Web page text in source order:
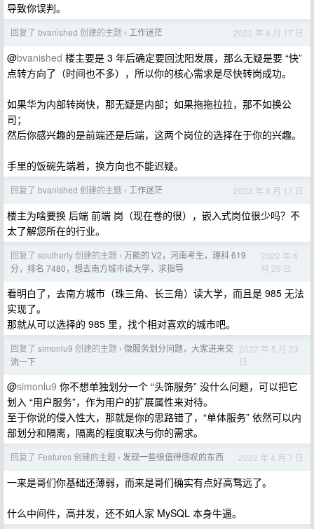
导致你误判。
回复了 bvanished 创建的主题 › 工作迷茫 2022 年 8 月 17 日
@bvanished 楼主要是 3 年后确定要回沈阳发展，那么无疑是要 “快”
点转方向了（时间也不多），所以你的核心需求是尽快转岗成功。
如果华为内部转岗快，那无疑是内部；如果拖拖拉拉，那不如换公
司；
然后你感兴趣的是前端还是后端，这两个岗位的选择在于你的兴趣。
手里的饭碗先端着，换方向也不能迟疑。
回复了 bvanished 创建的主题 › 工作迷茫 2022 年 8 月 17 日
楼主为啥要换 后端 前端 岗（现在卷的很），嵌入式岗位很少吗？不
太了解您所在的行业。
回复了 southerly 创建的主题 › 万能的 V2，河南考生，理科 619
分，排名 7480，想去南方城市读大学，求指导
2022 年 6
月 26 日
看明白了，去南方城市（珠三角、长三角）读大学，而且是 985 无法
实现了。
那就从可以选择的 985 里，找个相对喜欢的城市吧。
回复了 simonlu9 创建的主题 › 微服务划分问题，大家进来交
流一下
2022 年 5 月 23
日
@simonlu9 你不想单独划分一个 “头饰服务” 没什么问题，可以把它
划入 “用户服务”，作为用户的扩展属性来对待。
至于你说的侵入性大，那就是你的思路错了，“单体服务” 依然可以内
部划分和隔离，隔离的程度取决与你的需求。
回复了 Features 创建的主题 › 发现一些很值得感叹的东西 2022 年 4 月 7 日
一来是哥们你基础还薄弱，而来是哥们确实有点好高骛远了。
什么中间件，高并发，还不如人家 MySQL 本身牛逼。